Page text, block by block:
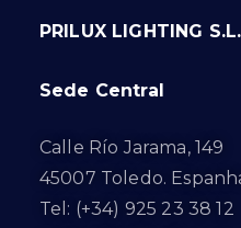
PRILUX LIGHTING
Sede Central
Calle Río Jarama, 149
45007 Toledo.
Tel: (+34) 925 23 38 12